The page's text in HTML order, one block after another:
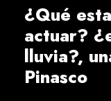
¿Qué
actuar?
lluvia?,
Pinasco